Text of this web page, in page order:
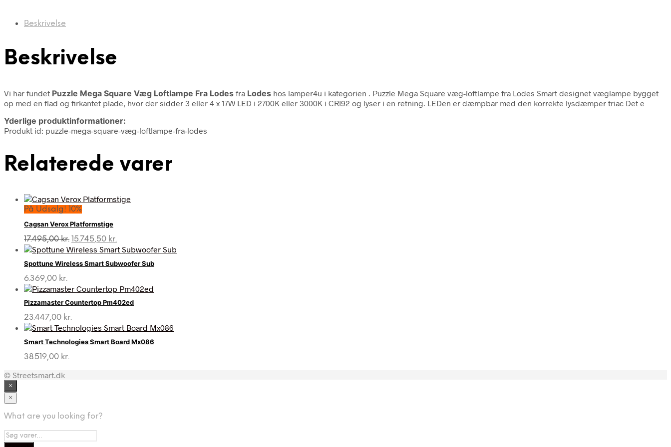
Beskrivelse
Beskrivelse
Vi har fundet Puzzle Mega Square Væg Loftlampe Fra Lodes fra Lodes hos lamper4u i kategorien
. Puzzle Mega Square væg-loftlampe fra Lodes Smart designet væglampe bygget
op med en flad og firkantet plade, hvor der sidder 3 eller 4 x 17W LED i 2700K eller 3000K i CRI92 og lyser i en retning. LEDen er dæmpbar med den korrekte lysdæmper triac Det e
Yderlige produktinformationer:
Produkt id: puzzle-mega-square-væg-loftlampe-fra-lodes
Relaterede varer
På Udsalg! 10%
Cagsan Verox Platformstige
17.495,00kr. Den
oprindelige
var:
15.745,50 kr.
aktuelle
er:
Spottune Wireless Smart Subwoofer Sub
6.369,00 kr.
Pizzamaster Countertop Pm402ed
23.447,00 kr.
Smart Technologies Smart Board Mx086
38.519,00 kr.
© Streetsmart.dk
×
×
What are you looking for?